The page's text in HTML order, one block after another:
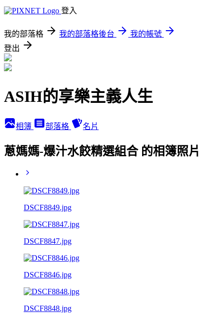
登入
我的部落格 我的部落格後台
我的帳號
登出
ASIH的享樂主義人生
相簿 部落格 名片
蔥媽媽-爆汁水餃精選組合 的相簿照片
DSCF8849.jpg
DSCF8847.jpg
DSCF8846.jpg
DSCF8848.jpg